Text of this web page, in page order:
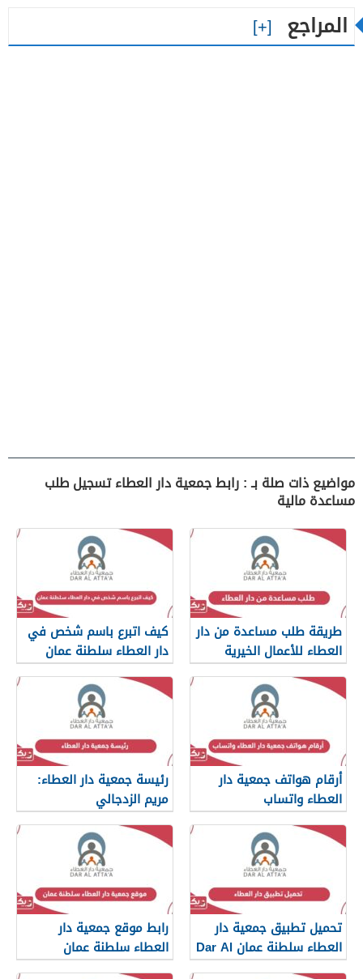
المراجع
مواضيع ذات صلة بـ : رابط جمعية دار العطاء تسجيل طلب
مساعدة مالية
طريقة طلب مساعدة من دار
العطاء للأعمال الخيرية
كيف اتبرع باسم شخص في
دار العطاء سلطنة عمان
أرقام هواتف جمعية دار
العطاء واتساب
رئيسة جمعية دار العطاء:
مريم الزدجالي
تحميل تطبيق جمعية دار
العطاء سلطنة عمان Dar Al
Atta
رابط موقع جمعية دار
العطاء سلطنة عمان